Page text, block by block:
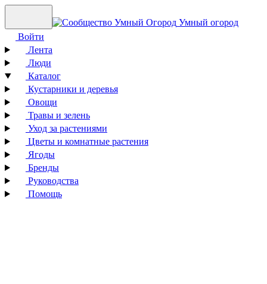
Умный огород
Войти
Лента
Люди
Каталог
Кустарники и деревья
Овощи
Травы и зелень
Уход за растениями
Цветы и комнатные растения
Ягоды
Бренды
Руководства
Помощь